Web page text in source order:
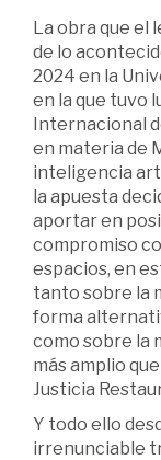
La obra que el
de lo
2024 en la
en la que tuvo
Internacional
en materia de
inteligencia
la apuesta
aportar en
compromiso
espacios, en
tanto sobre la
forma
como sobre la
más amplio
Justicia
Y todo ello
irrenunciable